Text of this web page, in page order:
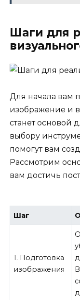
Шаги для
Для начала вам
изображение и
станет основой
выбору
помогут вам
Рассмотрим
вам достичь
Шаг
1. Подготовка
изображения